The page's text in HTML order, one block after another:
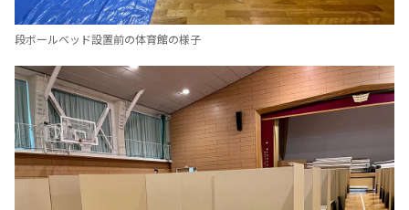
段ボールベッド設置前の体育館の様子